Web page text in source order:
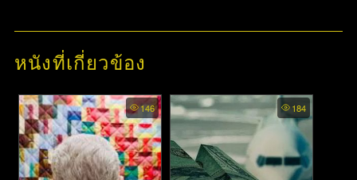
หนังที่เกี่ยวข้อง
146 184